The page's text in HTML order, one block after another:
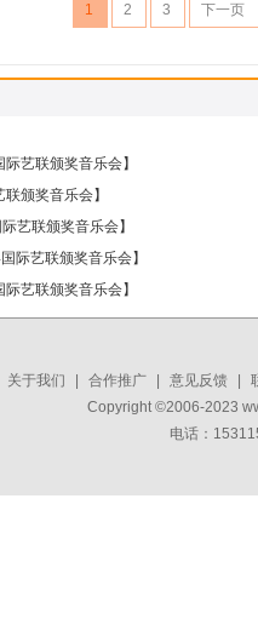
1 2 3 下一页
艺联颁奖音乐会】
颁奖音乐会】
艺联颁奖音乐会】
际艺联颁奖音乐会】
艺联颁奖音乐会】
关于我们 合作推广 意见反馈
Copyright ©2006-2023
电话：